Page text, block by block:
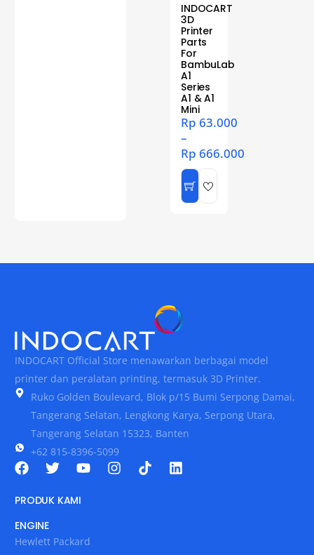
INDOCART
3D
Printer
Parts
For
BambuLab
A1
Series
A1 & A1
Mini
Rp 63.000
–
Rp 666.000
INDOCART Official Store menawarkan berbagai model
printer dan peralatan printing, termasuk 3D Printer.
Ruko Golden Boulevard, Blok p/15 Bumi Serpong Damai,
Tangerang Selatan, Lengkong Karya, Serpong Utara,
Tangerang Selatan 15323, Banten
+62 815-8396-5099
PRODUK KAMI
ENGINE
Hewlett Packard